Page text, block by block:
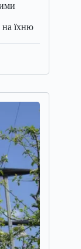
на їхню